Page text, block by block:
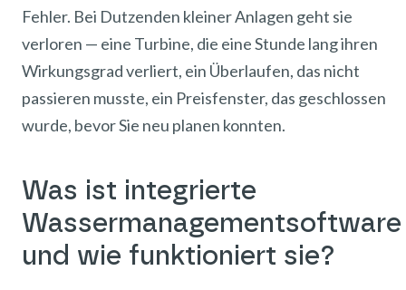
Fehler. Bei Dutzenden kleiner Anlagen geht sie
verloren — eine Turbine, die eine Stunde lang ihren
Wirkungsgrad verliert, ein Überlaufen, das nicht
passieren musste, ein Preisfenster, das geschlossen
wurde, bevor Sie neu planen konnten.
Was ist integrierte
Wassermanagementsoftware
und wie funktioniert sie?